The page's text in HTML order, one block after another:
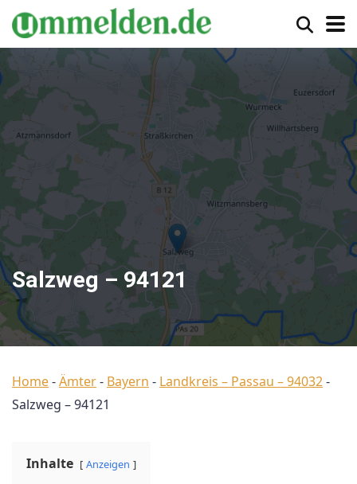
Salzweg – 94121
Home-Ämter- Bayern - Landkreis – Passau – 94032-
Salzweg – 94121
Inhalte Anzeigen